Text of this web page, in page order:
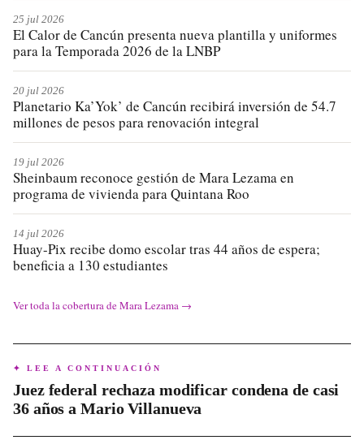
25 jul 2026
El Calor de Cancún presenta nueva plantilla y uniformes
para la Temporada 2026 de la LNBP
20 jul 2026
Planetario Ka’Yok’ de Cancún recibirá inversión de 54.7
millones de pesos para renovación integral
19 jul 2026
Sheinbaum reconoce gestión de Mara Lezama en
programa de vivienda para Quintana Roo
14 jul 2026
Huay-Pix recibe domo escolar tras 44 años de espera;
beneficia a 130 estudiantes
Ver toda la cobertura deMara Lezama →
✦ LEE A CONTINUACIÓN
Juez federal rechaza modificar condena de casi
36 años a Mario Villanueva